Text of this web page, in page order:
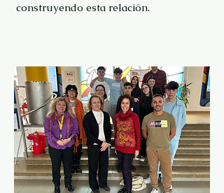
construyendo esta relación.